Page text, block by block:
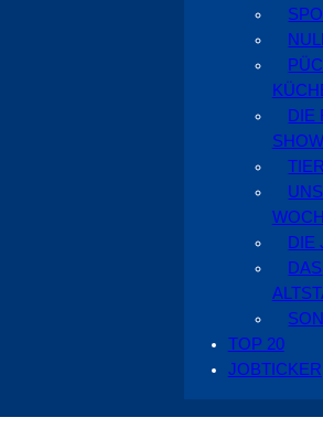
DIE
SHOW
DIE
DAS
TOP 20
JOBTICKER